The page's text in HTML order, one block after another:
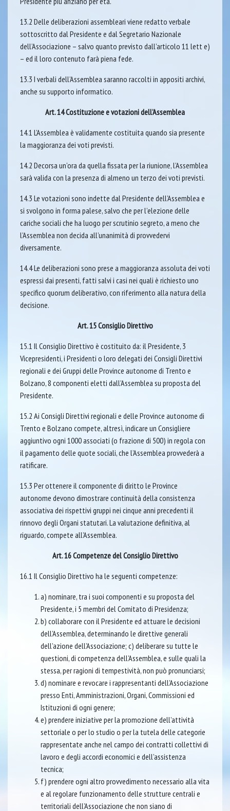
13.2 Delle deliberazioni assembleari viene redatto verbale
sottoscritto dal Presidente e dal Segretario Nazionale
dell’Associazione – salvo quanto previsto dall’articolo 11 lett e)
– ed il loro contenuto farà piena fede.
13.3 I verbali dell’Assemblea saranno raccolti in appositi archivi,
anche su supporto informatico.
Art. 14 Costituzione e votazioni dell’Assemblea
14.1 L’Assemblea è validamente costituita quando sia presente
la maggioranza dei voti previsti.
14.2 Decorsa un’ora da quella fissata per la riunione, l’Assemblea
sarà valida con la presenza di almeno un terzo dei voti previsti.
14.3 Le votazioni sono indette dal Presidente dell’Assemblea e
si svolgono in forma palese, salvo che per l’elezione delle
cariche sociali che ha luogo per scrutinio segreto, a meno che
l’Assemblea non decida all’unanimità di provvedervi
diversamente.
14.4 Le deliberazioni sono prese a maggioranza assoluta dei voti
espressi dai presenti, fatti salvi i casi nei quali è richiesto uno
specifico quorum deliberativo, con riferimento alla natura della
decisione.
Art. 15 Consiglio Direttivo
15.1 Il Consiglio Direttivo è costituito da: il Presidente, 3
Vicepresidenti, i Presidenti o loro delegati dei Consigli Direttivi
regionali e dei Gruppi delle Province autonome di Trento e
Bolzano, 8 componenti eletti dall’Assemblea su proposta del
Presidente.
15.2 Ai Consigli Direttivi regionali e delle Province autonome di
Trento e Bolzano compete, altresì, indicare un Consigliere
aggiuntivo ogni 1000 associati (o frazione di 500) in regola con
il pagamento delle quote sociali, che l’Assemblea provvederà a
ratificare.
15.3 Per ottenere il componente di diritto le Province
autonome devono dimostrare continuità della consistenza
associativa dei rispettivi gruppi nei cinque anni precedenti il
rinnovo degli Organi statutari. La valutazione definitiva, al
riguardo, compete all’Assemblea.
Art. 16 Competenze del Consiglio Direttivo
16.1 Il Consiglio Direttivo ha le seguenti competenze:
a) nominare, tra i suoi componenti e su proposta del
Presidente, i 5 membri del Comitato di Presidenza;
b) collaborare con il Presidente ed attuare le decisioni
dell’Assemblea, determinando le direttive generali
dell’azione dell’Associazione; c) deliberare su tutte le
questioni, di competenza dell’Assemblea, e sulle quali la
stessa, per ragioni di tempestività, non può pronunciarsi;
d) nominare e revocare i rappresentanti dell’Associazione
presso Enti, Amministrazioni, Organi, Commissioni ed
Istituzioni di ogni genere;
e) prendere iniziative per la promozione dell’attività
settoriale o per lo studio o per la tutela delle categorie
rappresentate anche nel campo dei contratti collettivi di
lavoro e degli accordi economici e dell’assistenza
tecnica;
f) prendere ogni altro provvedimento necessario alla vita
e al regolare funzionamento delle strutture centrali e
territoriali dell’Associazione che non siano di